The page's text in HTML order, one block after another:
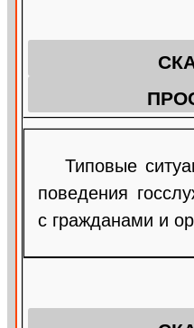
Типовые
поведения
с гражданами и